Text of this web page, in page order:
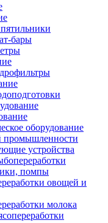
бары
оборудование
промышленности
устройства
помпы
овощей и
молока